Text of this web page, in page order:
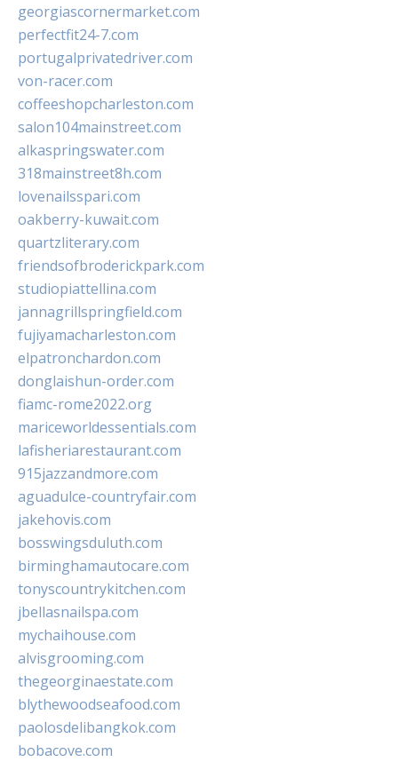
georgiascornermarket.com
perfectfit24-7.com
portugalprivatedriver.com
von-racer.com
coffeeshopcharleston.com
salon104mainstreet.com
alkaspringswater.com
318mainstreet8h.com
lovenailsspari.com
oakberry-kuwait.com
quartzliterary.com
friendsofbroderickpark.com
studiopiattellina.com
jannagrillspringfield.com
fujiyamacharleston.com
elpatronchardon.com
donglaishun-order.com
fiamc-rome2022.org
mariceworldessentials.com
lafisheriarestaurant.com
915jazzandmore.com
aguadulce-countryfair.com
jakehovis.com
bosswingsduluth.com
birminghamautocare.com
tonyscountrykitchen.com
jbellasnailspa.com
mychaihouse.com
alvisgrooming.com
thegeorginaestate.com
blythewoodseafood.com
paolosdelibangkok.com
bobacove.com